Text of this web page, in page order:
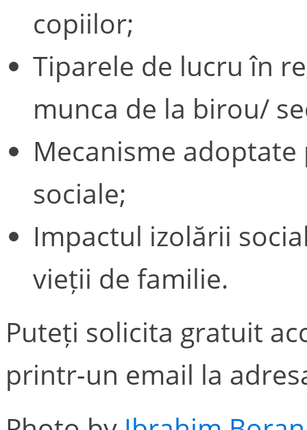
copiilor;
Tiparele de lucru în
munca de la birou/
Mecanisme
sociale;
Impactul izolării
vieții de familie.
Puteți solicita gratuit
printr-un email la